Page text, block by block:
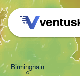
Birmingham
Leeds